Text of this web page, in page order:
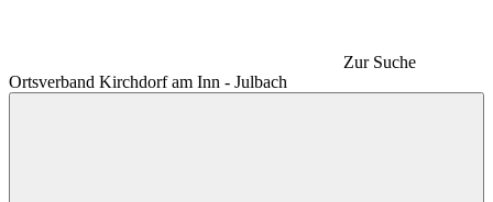
Zur Suche
Ortsverband Kirchdorf am Inn - Julbach